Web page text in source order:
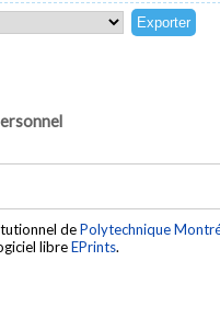
dePolytechnique
libreEPrints.